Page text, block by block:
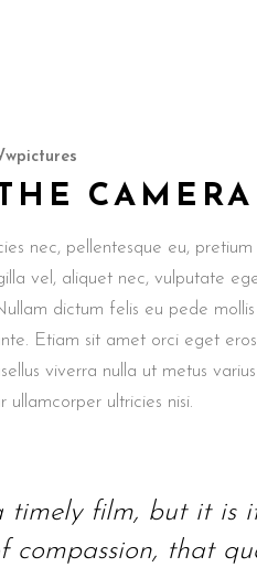
CAMERA
nec, pellentesque eu,
vel, aliquet nec, vulputate
dictum felis eu pede
Etiam sit amet orci eget
viverra nulla ut metus
ullamcorper ultricies nisi.
film, but it is
compassion, that